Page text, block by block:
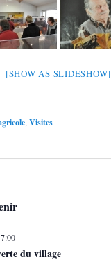
[SHOW AS SLIDESHOW]
,Visites
du village